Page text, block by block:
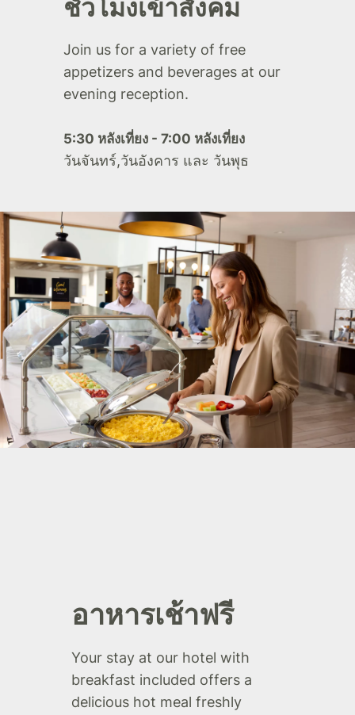
ชั่วโมงเข้าสังคม
Join us for a variety of free
appetizers and beverages at our
evening reception.
5:30 หลังเที่ยง - 7:00 หลังเที่ยง
วันจันทร์,วันอังคาร และ วันพุธ
อาหารเช้าฟรี
Your stay at our hotel with
breakfast included offers a
delicious hot meal freshly